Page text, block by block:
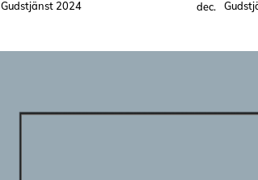
Gudstjänst 2024 dec.